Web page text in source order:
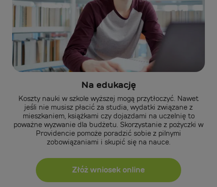
Na edukację
Koszty nauki w szkole wyższej mogą przytłoczyć. Nawet
jeśli nie musisz płacić za studia, wydatki związane z
mieszkaniem, książkami czy dojazdami na uczelnię to
poważne wyzwanie dla budżetu. Skorzystanie z pożyczki w
Providencie pomoże poradzić sobie z pilnymi
zobowiązaniami i skupić się na nauce.
Złóż wniosek online